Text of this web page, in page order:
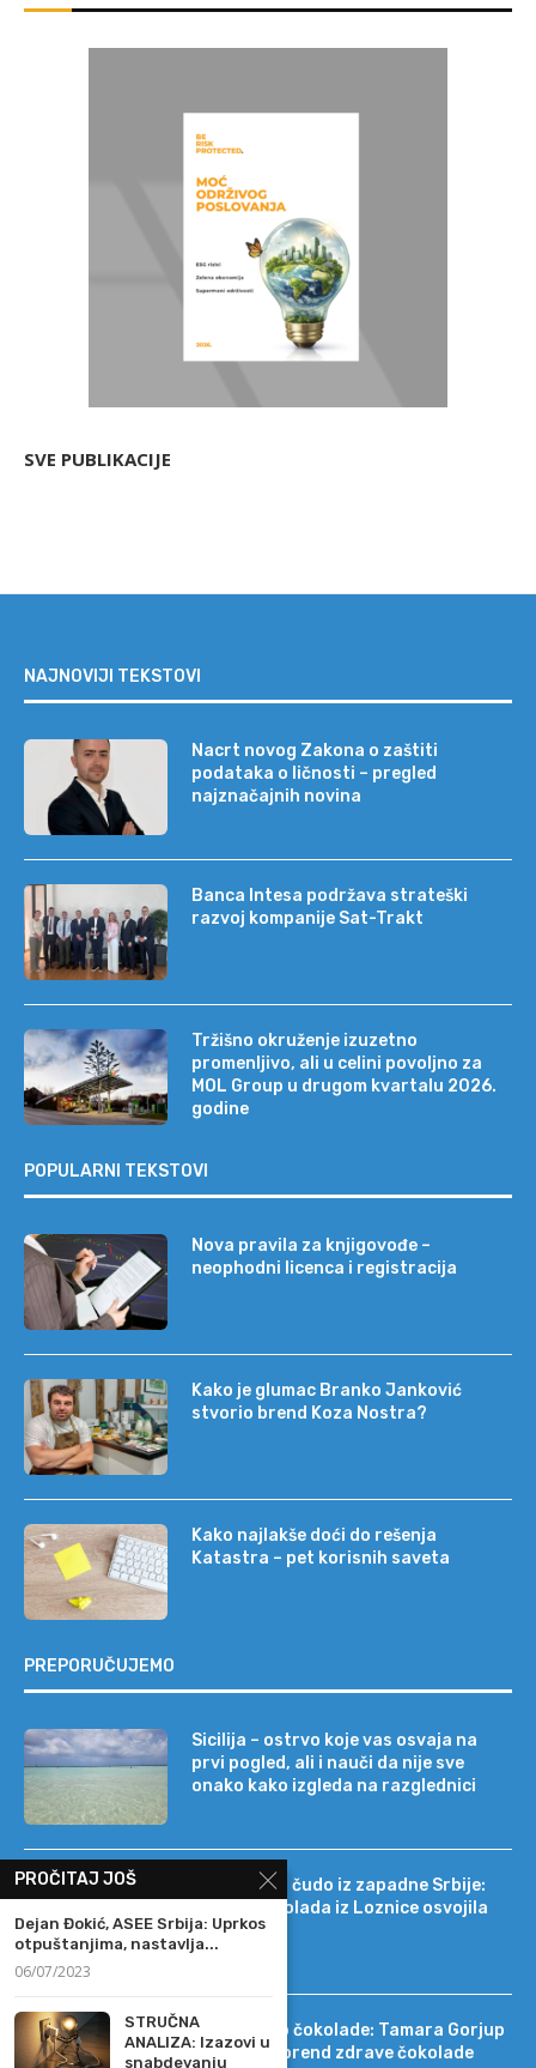
SVE PUBLIKACIJE
NAJNOVIJI TEKSTOVI
Nacrt novog Zakona o zaštiti
podataka o ličnosti – pregled
najznačajnih novina
Banca Intesa podržava strateški
razvoj kompanije Sat-Trakt
Tržišno okruženje izuzetno
promenljivo, ali u celini povoljno za
MOL Group u drugom kvartalu 2026.
godine
POPULARNI TEKSTOVI
Nova pravila za knjigovođe –
neophodni licenca i registracija
Kako je glumac Branko Janković
stvorio brend Koza Nostra?
Kako najlakše doći do rešenja
Katastra – pet korisnih saveta
PREPORUČUJEMO
Sicilija – ostrvo koje vas osvaja na
prvi pogled, ali i nauči da nije sve
onako kako izgleda na razglednici
Tehnološko čudo iz zapadne Srbije:
kako je čokolada iz Loznice osvojila
22 tržišta
Od DIF-a do čokolade: Tamara Gorjup
pokrenula brend zdrave čokolade
PROČITAJ JOŠ
Dejan Đokić, ASEE Srbija: Uprkos
otpuštanjima, nastavlja...
06/07/2023
STRUČNA
ANALIZA: Izazovi u
snabdevanju